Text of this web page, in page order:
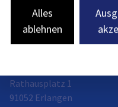
gefächert.
Hier finden Sie die
Leistungsspektrum vor.
Rathausplatz 1
91052 Erlangen
Alles
ablehnen